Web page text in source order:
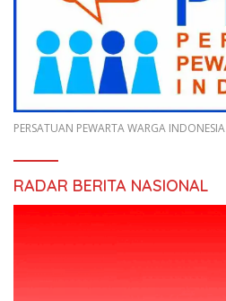
PERSATUAN PEWARTA WARGA INDONESIA
RADAR BERITA NASIONAL